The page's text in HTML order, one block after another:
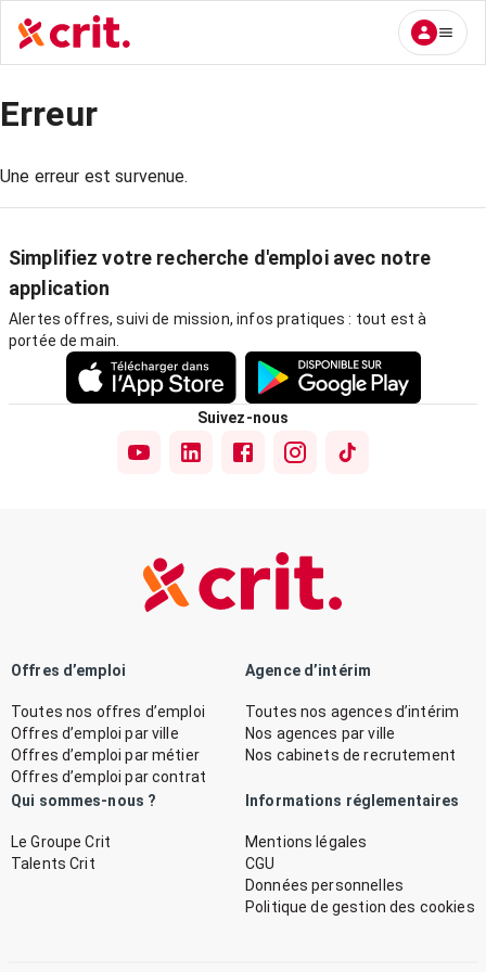
Erreur
Une erreur est survenue.
Simplifiez votre recherche d'emploi avec notre
application
Alertes offres, suivi de mission, infos pratiques : tout est à
portée de main.
Suivez-nous
Offres d’emploi
Toutes nos offres d’emploi
Offres d’emploi par ville
Offres d’emploi par métier
Offres d’emploi par contrat
Agence d’intérim
Toutes nos agences d’intérim
Nos agences par ville
Nos cabinets de recrutement
Qui sommes-nous ?
Le Groupe Crit
Talents Crit
Informations réglementaires
Mentions légales
CGU
Données personnelles
Politique de gestion des cookies